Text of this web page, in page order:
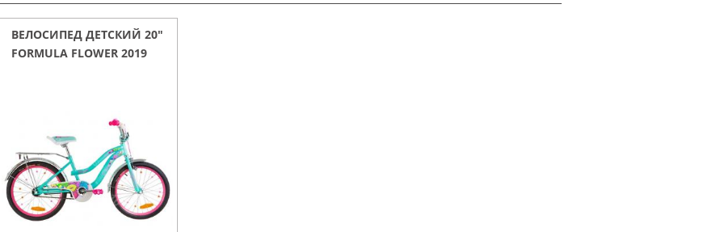
ВЕЛОСИПЕД ДЕТСКИЙ 20"
FORMULA FLOWER 2019